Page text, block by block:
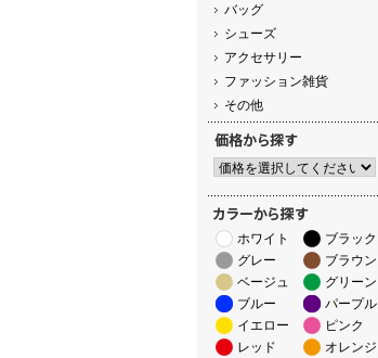
バッグ
シューズ
アクセサリー
ファッション雑貨
その他
ホワイト
ブラック
グレー
ブラウン
ベージュ
グリーン
ブルー
パープル
イエロー
ピンク
レッド
オレンジ